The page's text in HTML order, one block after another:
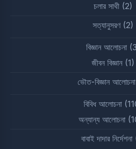
চলার সাথী(2)
সত্যানুসরণ(2)
বিজ্ঞান আলোচনা
জীবন বিজ্ঞান(1)
ভৌত-বিজ্ঞান আলোচনা
বিবিধ আলোচনা
অন্যান্য আলোচনা
বাবাই দাদার নির্দেশনা